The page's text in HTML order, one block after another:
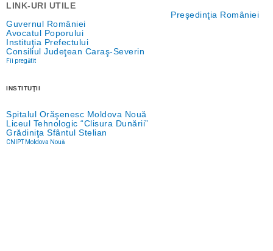
LINK-URI UTILE
Preşedinţia României
Guvernul României
Avocatul Poporului
Instituţia Prefectului
Consiliul Judeţean Caraş-Severin
Fii pregătit
INSTITUŢII
Spitalul Orăşenesc Moldova Nouă
Liceul Tehnologic “Clisura Dunării”
Grădiniţa Sfântul Stelian
CNIPT Moldova Nouă